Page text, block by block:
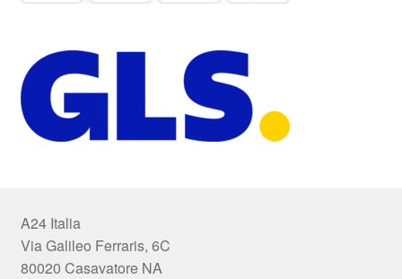
A24 Italia
Via Galileo Ferraris, 6C
80020 Casavatore NA